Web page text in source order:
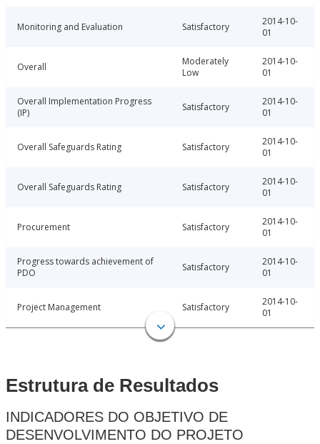
Monitoring and Evaluation Satisfactory
2014-10-
01
Overall
Moderately
Low
2014-10-
01
Overall Implementation Progress
(IP)
Satisfactory
2014-10-
01
Overall Safeguards Rating Satisfactory
2014-10-
01
Overall Safeguards Rating Satisfactory
2014-10-
01
Procurement Satisfactory
2014-10-
01
Progress towards achievement of
PDO
Satisfactory
2014-10-
01
Project Management Satisfactory
2014-10-
01
Estrutura de Resultados
INDICADORES DO OBJETIVO DE
DESENVOLVIMENTO DO PROJETO